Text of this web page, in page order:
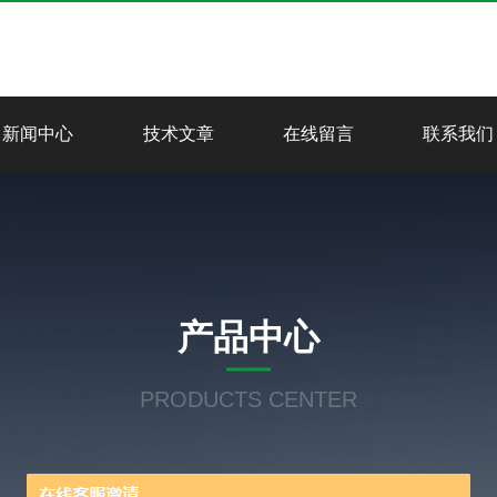
新闻中心 技术文章 在线留言 联系我们
产品中心
PRODUCTS CENTER